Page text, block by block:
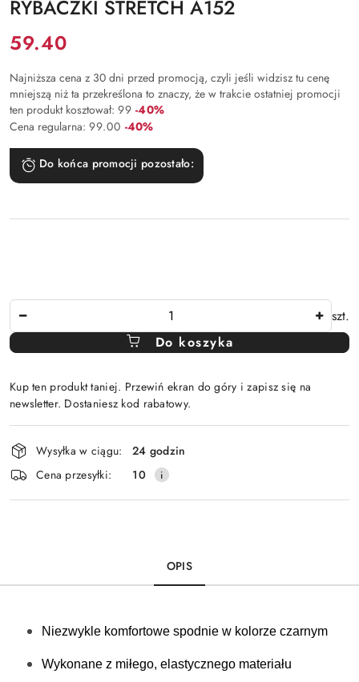
RYBACZKI STRETCH A152
Cena:
59.40
Najniższa cena z 30 dni przed promocją, czyli jeśli widzisz tu cenę
mniejszą niż ta przekreślona to znaczy, że w trakcie ostatniej promocji
ten produkt kosztował: 99 Rabat:
-40%
Cena regularna: 99.00 Rabat:
-40%
Do końca promocji pozostało:
szt.
Do koszyka
Kup ten produkt taniej. Przewiń ekran do góry i zapisz się na
newsletter. Dostaniesz kod rabatowy.
Dostępność
i
dostawa
Wysyłka w ciągu:
24 godzin
Cena przesyłki:
10
OPIS
Niezwykle komfortowe spodnie w kolorze czarnym
Wykonane z miłego, elastycznego materiału